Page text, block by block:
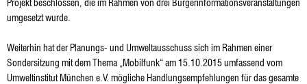
Projekt beschlossen, die im Rahmen von drei Bürgerinformationsveranstaltungen
umgesetzt wurde.
Weiterhin hat der Planungs- und Umweltausschuss sich im Rahmen einer
Sondersitzung mit dem Thema „Mobilfunk“ am 15.10.2015 umfassend vom
Umweltinstitut München e.V. mögliche Handlungsempfehlungen für das gesamte